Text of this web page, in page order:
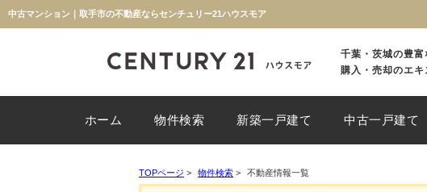
中古マンション｜取手市の不動産ならセンチュリー21ハウスモア
千葉・茨城の豊富
購入・売却のエ
ホーム 物件検索 新築一戸建て 中古一戸建て
TOPページ > 物件検索 > 不動産情報一覧